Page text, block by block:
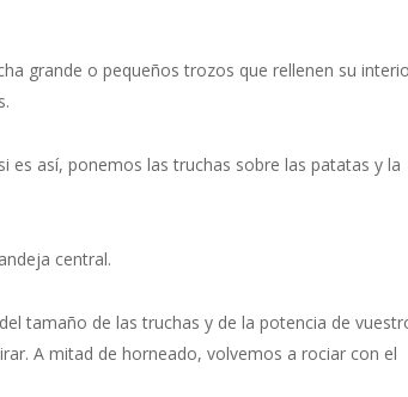
grande o pequeños trozos que rellenen su
es así, ponemos las truchas sobre las patatas y la
central.
tamaño de las truchas y de la potencia de
A mitad de horneado, volvemos a rociar con el